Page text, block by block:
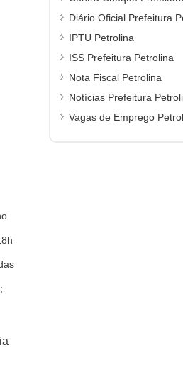
Diário Oficial Prefeitura
IPTU Petrolina
ISS Prefeitura Petrolina
Nota Fiscal Petrolina
Notícias Prefeitura
Vagas de Emprego